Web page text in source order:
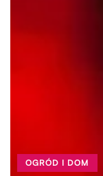
OGRÓD I DOM